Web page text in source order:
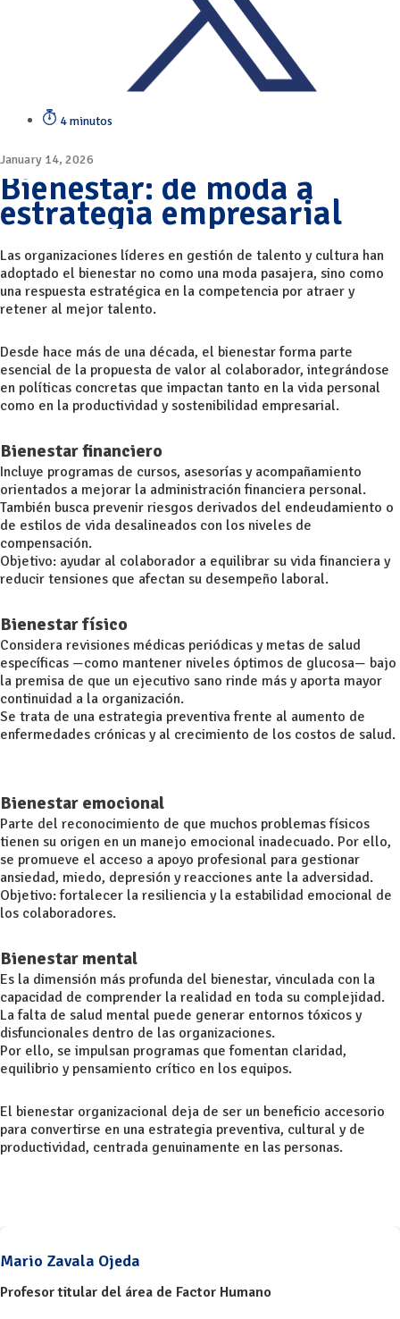
4 minutos
January 14, 2026
Bienestar: de moda a
estrategia empresarial
Las organizaciones líderes en gestión de talento y cultura han
adoptado el bienestar no como una moda pasajera, sino como
una respuesta estratégica en la competencia por atraer y
retener al mejor talento.
Desde hace más de una década, el bienestar forma parte
esencial de la propuesta de valor al colaborador, integrándose
en políticas concretas que impactan tanto en la vida personal
como en la productividad y sostenibilidad empresarial.
Bienestar financiero
Incluye programas de cursos, asesorías y acompañamiento
orientados a mejorar la administración financiera personal.
También busca prevenir riesgos derivados del endeudamiento o
de estilos de vida desalineados con los niveles de
compensación.
Objetivo: ayudar al colaborador a equilibrar su vida financiera y
reducir tensiones que afectan su desempeño laboral.
Bienestar físico
Considera revisiones médicas periódicas y metas de salud
específicas —como mantener niveles óptimos de glucosa— bajo
la premisa de que un ejecutivo sano rinde más y aporta mayor
continuidad a la organización.
Se trata de una estrategia preventiva frente al aumento de
enfermedades crónicas y al crecimiento de los costos de salud.
Bienestar emocional
Parte del reconocimiento de que muchos problemas físicos
tienen su origen en un manejo emocional inadecuado. Por ello,
se promueve el acceso a apoyo profesional para gestionar
ansiedad, miedo, depresión y reacciones ante la adversidad.
Objetivo: fortalecer la resiliencia y la estabilidad emocional de
los colaboradores.
Bienestar mental
Es la dimensión más profunda del bienestar, vinculada con la
capacidad de comprender la realidad en toda su complejidad.
La falta de salud mental puede generar entornos tóxicos y
disfuncionales dentro de las organizaciones.
Por ello, se impulsan programas que fomentan claridad,
equilibrio y pensamiento crítico en los equipos.
El bienestar organizacional deja de ser un beneficio accesorio
para convertirse en una estrategia preventiva, cultural y de
productividad, centrada genuinamente en las personas.
Mario Zavala Ojeda
Profesor titular del área de Factor Humano